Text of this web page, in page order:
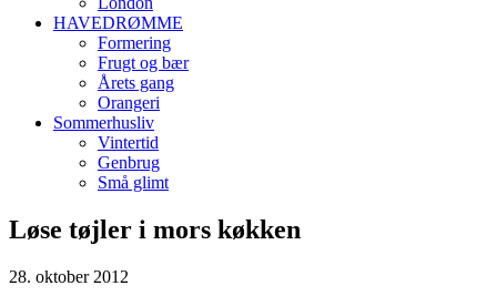
HAVEDRØMME
Formering
Frugt og bær
Årets gang
Orangeri
Sommerhusliv
Vintertid
Genbrug
Små glimt
Løse tøjler i mors køkken
28. oktober 2012